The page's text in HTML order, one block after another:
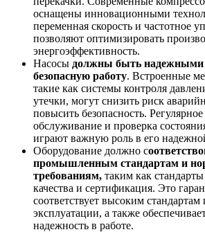
оснащены инновационными
переменная скорость и частотное
позволяют оптимизировать
энергоэффективность.
Насосы должны быть надежными
безопасную работу. Встроенные
такие как системы контроля
утечки, могут снизить риск
повысить безопасность.
обслуживание и проверка
играют важную роль в его
Оборудование должно с
промышленным стандартам и
требованиям, таким как
качества и сертификация. Это
соответствует высоким стандартам
эксплуатации, а также
надежность в работе.